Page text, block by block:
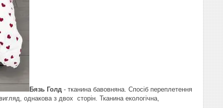
Бязь Голд - тканина бавовняна. Спосіб переплетення
однакова з двох сторін. Тканина екологічна,